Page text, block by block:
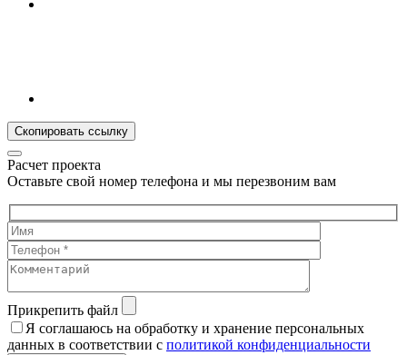
Скопировать ссылку
Расчет проекта
Оставьте свой номер телефона и мы перезвоним вам
Прикрепить файл
Я соглашаюсь на обработку и хранение персональных
данных в соответствии с политикой конфиденциальности